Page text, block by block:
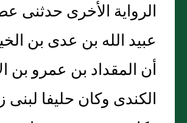
الرواية الأخرى حدثنى
عبيد الله بن عدى بن
أن المقداد بن عمرو بن
الكندى وكان حليفا